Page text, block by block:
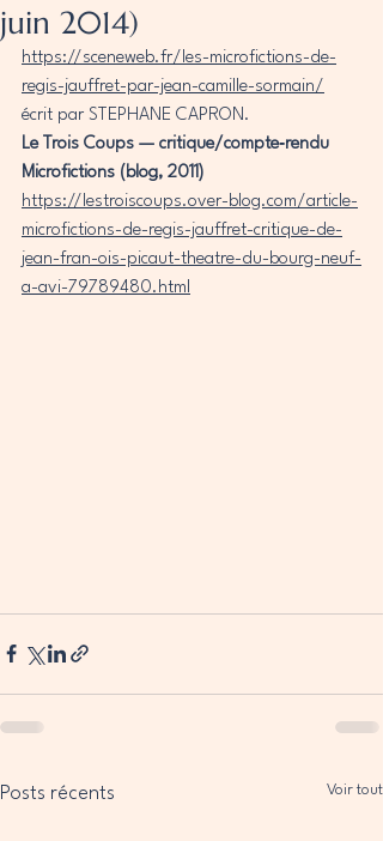
juin 2014)
https://sceneweb.fr/les-microfictions-de-
regis-jauffret-par-jean-camille-sormain/
écrit par STEPHANE CAPRON.
Le Trois Coups — critique/compte‑rendu
Microfictions (blog, 2011)
https://lestroiscoups.over-blog.com/article-
microfictions-de-regis-jauffret-critique-de-
jean-fran-ois-picaut-theatre-du-bourg-neuf-
a-avi-79789480.html
Posts récents Voir tout